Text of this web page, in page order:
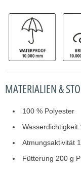
MATERIALIEN &
100 % Polyester
Wasserdichtigkeit
Atmungsaktivität
Fütterung 200 g